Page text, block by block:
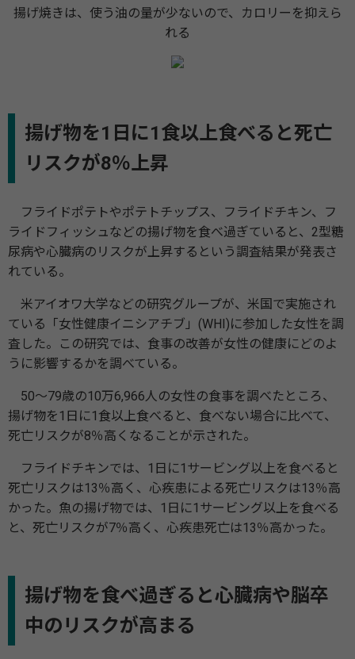
揚げ焼きは、使う油の量が少ないので、カロリーを抑えら
れる
揚げ物を1日に1食以上食べると死亡
リスクが8％上昇
フライドポテトやポテトチップス、フライドチキン、フ
ライドフィッシュなどの揚げ物を食べ過ぎていると、2型糖
尿病や心臓病のリスクが上昇するという調査結果が発表さ
れている。
米アイオワ大学などの研究グループが、米国で実施され
ている「女性健康イニシアチブ」(WHI)に参加した女性を調
査した。この研究では、食事の改善が女性の健康にどのよ
うに影響するかを調べている。
50〜79歳の10万6,966人の女性の食事を調べたところ、
揚げ物を1日に1食以上食べると、食べない場合に比べて、
死亡リスクが8％高くなることが示された。
フライドチキンでは、1日に1サービング以上を食べると
死亡リスクは13％高く、心疾患による死亡リスクは13％高
かった。魚の揚げ物では、1日に1サービング以上を食べる
と、死亡リスクが7％高く、心疾患死亡は13％高かった。
揚げ物を食べ過ぎると心臓病や脳卒
中のリスクが高まる